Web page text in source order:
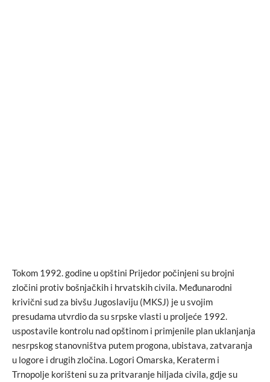
Tokom 1992. godine u opštini Prijedor počinjeni su brojni
zločini protiv bošnjačkih i hrvatskih civila. Međunarodni
krivični sud za bivšu Jugoslaviju (MKSJ) je u svojim
presudama utvrdio da su srpske vlasti u proljeće 1992.
uspostavile kontrolu nad opštinom i primjenile plan uklanjanja
nesrpskog stanovništva putem progona, ubistava, zatvaranja
u logore i drugih zločina. Logori Omarska, Keraterm i
Trnopolje korišteni su za pritvaranje hiljada civila, gdje su